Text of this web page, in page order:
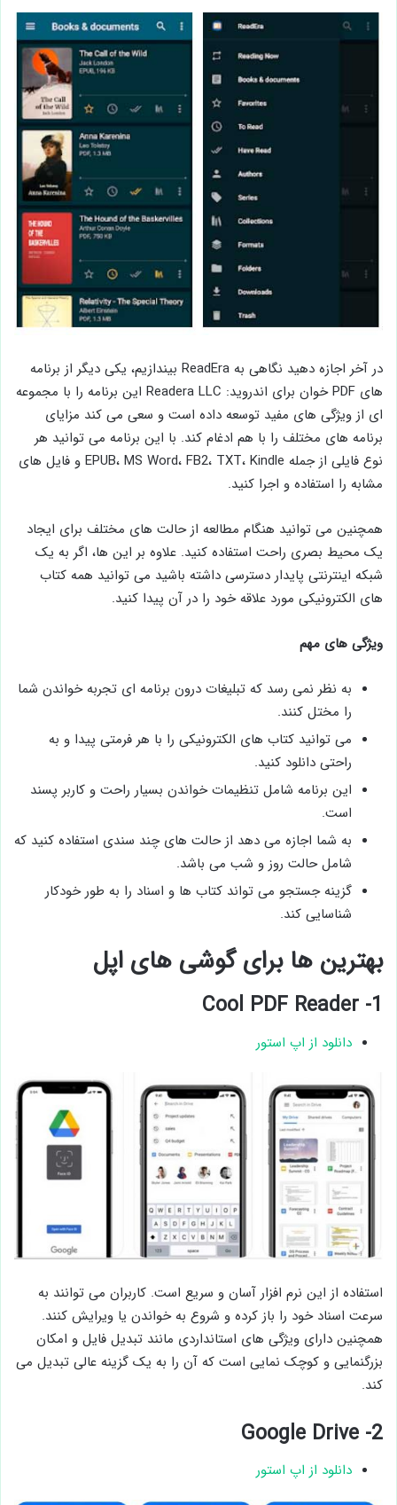
در آخر اجازه دهید نگاهی به ReadEra بیندازیم، یکی دیگر از برنامه
های PDF خوان برای اندروید: Readera LLC این برنامه را با مجموعه
ای از ویژگی های مفید توسعه داده است و سعی می کند مزایای
برنامه های مختلف را با هم ادغام کند. با این برنامه می توانید هر
نوع فایلی از جمله EPUB، MS Word، FB2، TXT، Kindle و فایل های
مشابه را استفاده و اجرا کنید.
همچنین می ‌توانید هنگام مطالعه از حالت‌ های مختلف برای ایجاد
یک محیط بصری راحت استفاده کنید. علاوه بر این ها، اگر به یک
شبکه اینترنتی پایدار دسترسی داشته باشید می توانید همه کتاب
های الکترونیکی مورد علاقه خود را در آن پیدا کنید.
ویژگی های مهم
به نظر نمی رسد که تبلیغات درون برنامه ای تجربه خواندن شما
را مختل کنند.
می توانید کتاب های الکترونیکی را با هر فرمتی پیدا و به
راحتی دانلود کنید.
این برنامه شامل تنظیمات خواندن بسیار راحت و کاربر پسند
است.
به شما اجازه می دهد از حالت های چند سندی استفاده کنید که
شامل حالت روز و شب می باشد.
گزینه جستجو می تواند کتاب ها و اسناد را به طور خودکار
شناسایی کند.
بهترین ها برای گوشی های اپل
1- Cool PDF Reader
دانلود از اپ استور
استفاده از این نرم افزار آسان و سریع است. کاربران می توانند به
سرعت اسناد خود را باز کرده و شروع به خواندن یا ویرایش کنند.
همچنین دارای ویژگی ‌های استانداردی مانند تبدیل فایل و امکان
بزرگنمایی و کوچک ‌نمایی است که آن را به یک گزینه عالی تبدیل می
‌کند.
2- Google Drive
دانلود از اپ استور